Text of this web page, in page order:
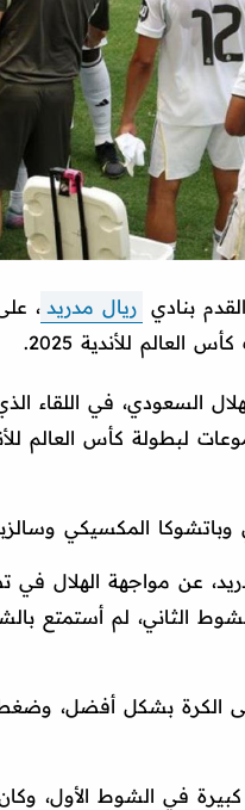
بنادي ريال مدريد ،
للأندية 2025.
ريال مدريد أمام الهلال السعودي، في
وباتشوكا المكسيكي
عن مواجهة الهلال في
الثاني، لم أستمتع
على الكرة بشكل أفضل،
في الشوط الأول،